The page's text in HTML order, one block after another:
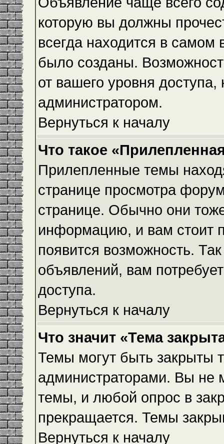
которую вы должны
всегда находится в
было созданы.
от вашего уровня
администратором.
Вернуться к началу
Что такое
Прилепленные темы
странице просмотра
странице. Обычно они
информацию, и вам стоит
появится возможность.
объявлений, вам
доступа.
Вернуться к началу
Что значит «Тема
Темы могут быть закрыты
администраторами. Вы не
темы, и любой опрос в
прекращается. Темы
Вернуться к началу